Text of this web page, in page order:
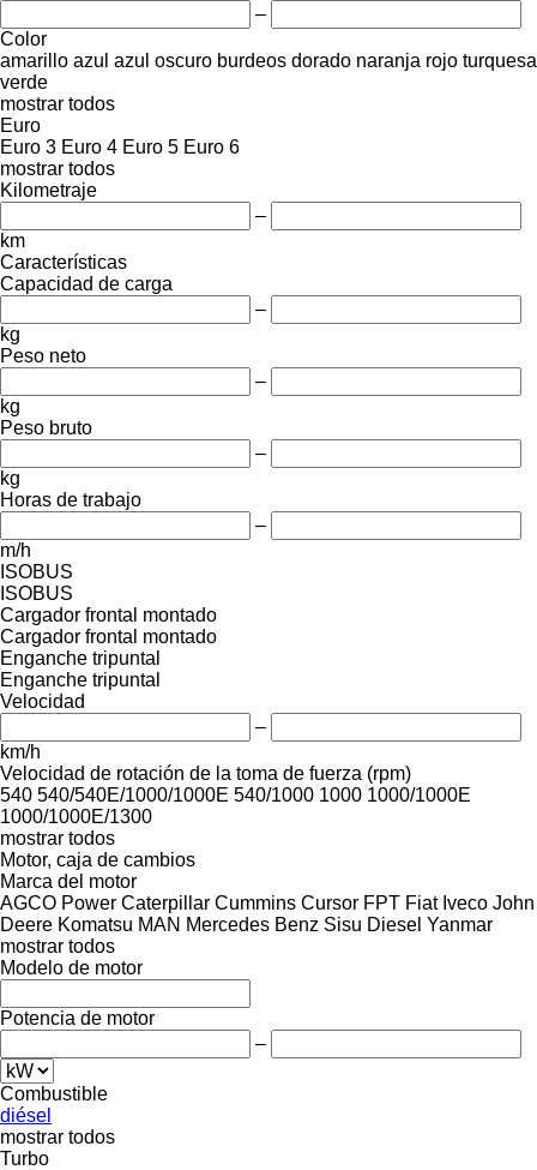
–
Color
amarillo azul azul oscuro burdeos dorado naranja rojo turquesa
verde
mostrar todos
Euro
Euro 3 Euro 4 Euro 5 Euro 6
mostrar todos
Kilometraje
–
km
Características
Capacidad de carga
–
kg
Peso neto
–
kg
Peso bruto
–
kg
Horas de trabajo
–
m/h
ISOBUS
ISOBUS
Cargador frontal montado
Cargador frontal montado
Enganche tripuntal
Enganche tripuntal
Velocidad
–
km/h
Velocidad de rotación de la toma de fuerza (rpm)
540 540/540E/1000/1000E 540/1000 1000 1000/1000E
1000/1000E/1300
mostrar todos
Motor, caja de cambios
Marca del motor
AGCO Power Caterpillar Cummins Cursor FPT Fiat Iveco John
Deere Komatsu MAN Mercedes Benz Sisu Diesel Yanmar
mostrar todos
Modelo de motor
Potencia de motor
–
Combustible
diésel
mostrar todos
Turbo